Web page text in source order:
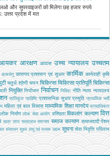
और सुपरवाइजरों को मिलेगा छह हजार रुपये
उत्तर प्रदेश में मत
आरक्षण आवास उच्च न्यायालय उच्चतम
कामधेनु कारागार प्रशासन एवं सुधार कार्मिक कार्यवाही कृषि
चतुर्थ श्रेणी चयन चिकित्सा चिकित्सा प्रतिपूर्ति चिकित्‍सा
नियुक्ति नियोजन निर्वाचन निविदा नीति न्याय न्यायालय
प्रतिकूल प्रविष्टि प्रशासनिक सुधार प्रसूति प्राथमिक भर्ती
महिला एवं बाल विकास माध्यमिक शिक्षा मानदेय मानवाधिकार
लोक निर्माण लोक सेवा आयोग वरिष्ठता विकलांग कल्याण वित्त
सत्र लाभ सत्रलाभ समन्वय समाज कल्याण समाजवादी पेंशन
संसाधन सूक्ष्म लघु एवं मध्यम उद्यम सूचना सेवा निवृत्ति परिलाभ